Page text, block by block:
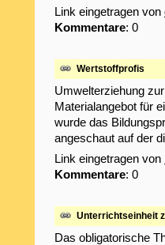
Link eingetragen von
Kommentare: 0
Wertstoffprofis
Umwelterziehung
Materialangebot für
wurde das
angeschaut auf der
Link eingetragen von
Kommentare: 0
Unterrichtseinheit
Das obligatorische